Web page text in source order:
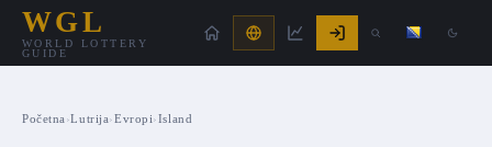
WGL
WORLD LOTTERY
GUIDE
Početna ›Lutrija›Evropi›Island